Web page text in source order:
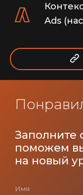
Ads
Заполните
поможем
на новый